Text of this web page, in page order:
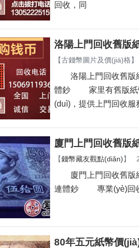
回收，同
洛陽上門回收舊版
【古錢幣圖片及價(jià)格】
洛陽上門回收舊版紙
體鈔 家里有舊版紙幣的
(duì)，提供上門回收
廈門上門回收舊版
【錢幣藏友觀點(diǎn)】
廈門上門回收舊版紙
連體鈔 專業(yè)回收收
80年五元紙幣價(jià)